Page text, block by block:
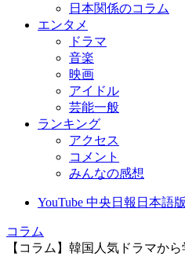
日本関係のコラム
エンタメ
ドラマ
音楽
映画
アイドル
芸能一般
ランキング
アクセス
コメント
みんなの感想
YouTube 中央日報日本語版
コラム
【コラム】韓国人気ドラマから